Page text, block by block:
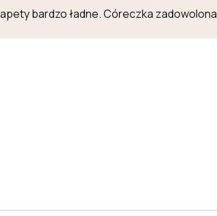
bardzo ładne. Córeczka zadowolona